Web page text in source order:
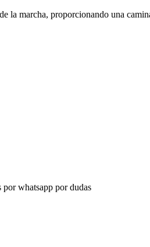
la marcha, proporcionando una
por whatsapp por dudas